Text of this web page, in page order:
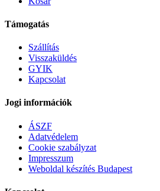
Támogatás
Szállítás
Visszaküldés
GYIK
Kapcsolat
Jogi információk
ÁSZF
Adatvédelem
Cookie szabályzat
Impresszum
Weboldal készítés Budapest